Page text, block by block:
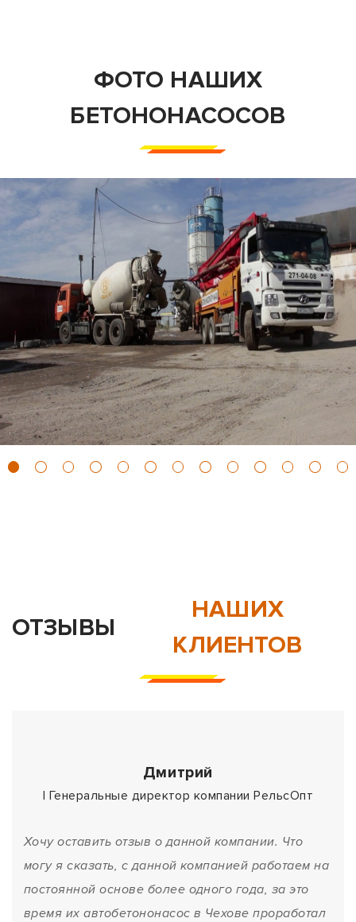
ФОТО НАШИХ
БЕТОНОНАСОСОВ
ОТЗЫВЫ
НАШИХ
КЛИЕНТОВ
Дмитрий
| Генеральные директор компании РельсОпт
Хочу оставить отзыв о данной компании. Что
могу я сказать, с данной компанией работаем на
постоянной основе более одного года, за это
время их автобетононасос в Чехове проработал